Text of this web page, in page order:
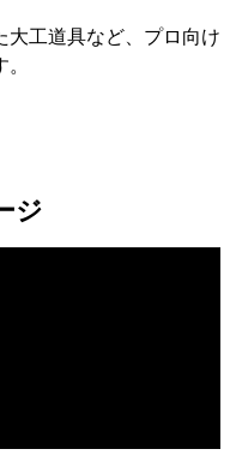
大工道具など、プロ向け
ジ